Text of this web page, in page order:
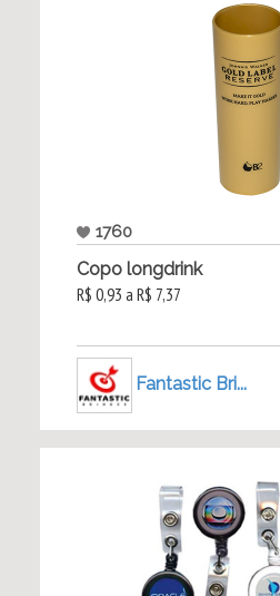
1760
Copo longdrink
R$ 0,93 a R$ 7,37
Fantastic Bri...